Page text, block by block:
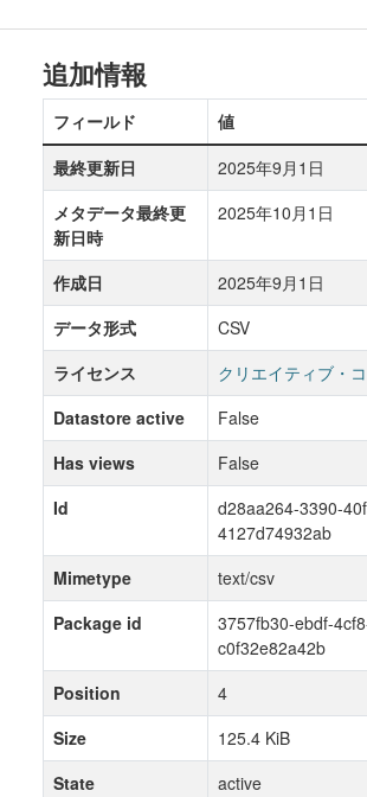
追加情報
フィールド
値
最終更新日
2025年9月1日
メタデータ最終更
新日時
2025年10月1日
作成日
2025年9月1日
データ形式
CSV
ライセンス
クリエイティブ・
Datastore active
False
Has views
False
Id
d28aa264-3390-
4127d74932ab
Mimetype
text/csv
Package id
3757fb30-ebdf-
c0f32e82a42b
Position
4
Size
125.4 KiB
State
active